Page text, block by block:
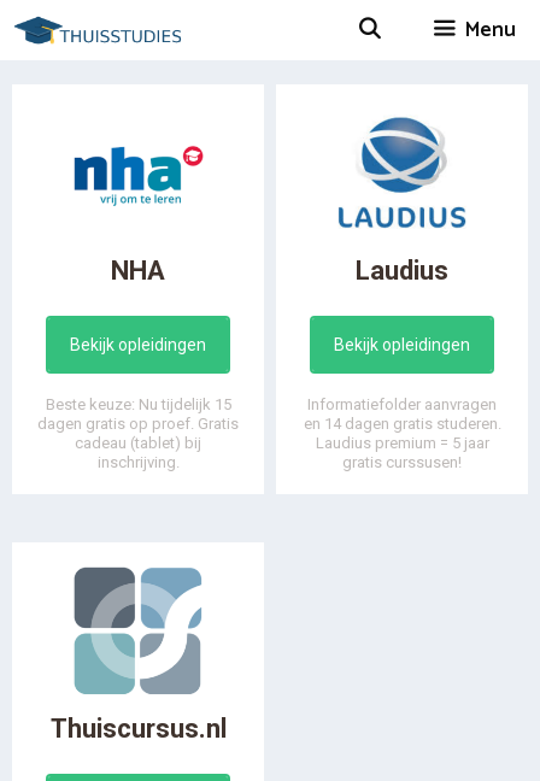
Spring
naar
Menu
NHA
Bekijk opleidingen
Beste keuze: Nu tijdelijk 15
dagen gratis op proef. Gratis
cadeau (tablet) bij
inschrijving.
Laudius
Bekijk opleidingen
Informatiefolder aanvragen
en 14 dagen gratis studeren.
Laudius premium = 5 jaar
gratis curssusen!
Thuiscursus.nl